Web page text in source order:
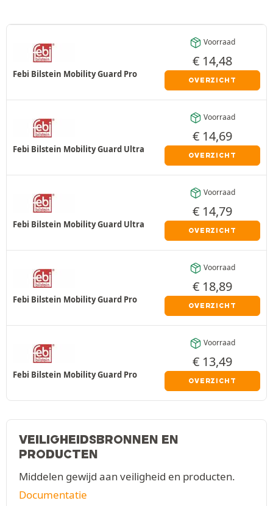
Febi Bilstein Mobility Guard Pro
Voorraad
€ 14,48
OVERZICHT
Febi Bilstein Mobility Guard Ultra
Voorraad
€ 14,69
OVERZICHT
Febi Bilstein Mobility Guard Ultra
Voorraad
€ 14,79
OVERZICHT
Febi Bilstein Mobility Guard Pro
Voorraad
€ 18,89
OVERZICHT
Febi Bilstein Mobility Guard Pro
Voorraad
€ 13,49
OVERZICHT
VEILIGHEIDSBRONNEN EN
PRODUCTEN
Middelen gewijd aan veiligheid en producten.
Documentatie